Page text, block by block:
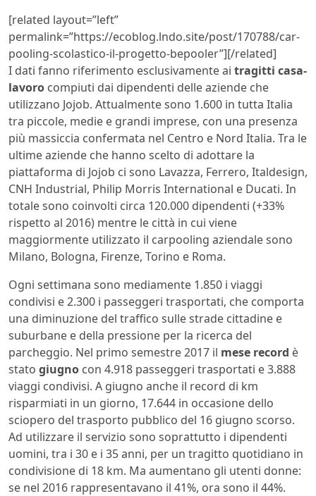
[related layout=”left”
permalink=”https://ecoblog.lndo.site/post/170788/car-
pooling-scolastico-il-progetto-bepooler”][/related]
I dati fanno riferimento esclusivamente ai tragitti casa-
lavoro compiuti dai dipendenti delle aziende che
utilizzano Jojob. Attualmente sono 1.600 in tutta Italia
tra piccole, medie e grandi imprese, con una presenza
più massiccia confermata nel Centro e Nord Italia. Tra le
ultime aziende che hanno scelto di adottare la
piattaforma di Jojob ci sono Lavazza, Ferrero, Italdesign,
CNH Industrial, Philip Morris International e Ducati. In
totale sono coinvolti circa 120.000 dipendenti (+33%
rispetto al 2016) mentre le città in cui viene
maggiormente utilizzato il carpooling aziendale sono
Milano, Bologna, Firenze, Torino e Roma.
Ogni settimana sono mediamente 1.850 i viaggi
condivisi e 2.300 i passeggeri trasportati, che comporta
una diminuzione del traffico sulle strade cittadine e
suburbane e della pressione per la ricerca del
parcheggio. Nel primo semestre 2017 il mese record è
stato giugno con 4.918 passeggeri trasportati e 3.888
viaggi condivisi. A giugno anche il record di km
risparmiati in un giorno, 17.644 in occasione dello
sciopero del trasporto pubblico del 16 giugno scorso.
Ad utilizzare il servizio sono soprattutto i dipendenti
uomini, tra i 30 e i 35 anni, per un tragitto quotidiano in
condivisione di 18 km. Ma aumentano gli utenti donne:
se nel 2016 rappresentavano il 41%, ora sono il 44%.